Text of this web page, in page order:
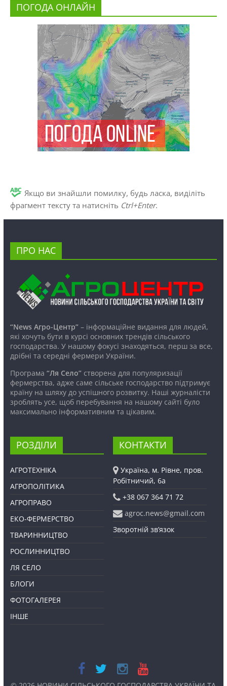
ПОГОДА ОНЛАЙН
Якщо ви знайшли помилку, будь ласка, виділіть
фрагмент тексту та натисніть Ctrl+Enter.
ПРО НАС
“News Агро-Центр”– інформаційне видання для людей,
які хочуть бути в курсі основних трендів сільського
господарства. У нашому фокусі знаходяться, перш за все,
дрібні та середні фермери України.
Програма “Ля Село”створена для популяризації
фермерства, адже саме сільське господарство підтримує
країну на шляху до успішного розвитку. Наші журналісти
зроблять усе, щоб перебування на нашому сайті було
максимально інформативним та цікавим.
РОЗДІЛИ
АГРОТЕХНІКА
АГРОПОЛІТИКА
АГРОПРАВО
ЕКО-ФЕРМЕРСТВО
ТВАРИННИЦТВО
РОСЛИННИЦТВО
ЛЯ СЕЛО
БЛОГИ
ФОТОГАЛЕРЕЯ
ІНШЕ
КОНТАКТИ
Україна, м. Рівне, пров.
Робітничий, 6а
+38 067 364 71 72
agroc.news@gmail.com
Зворотній зв’язок